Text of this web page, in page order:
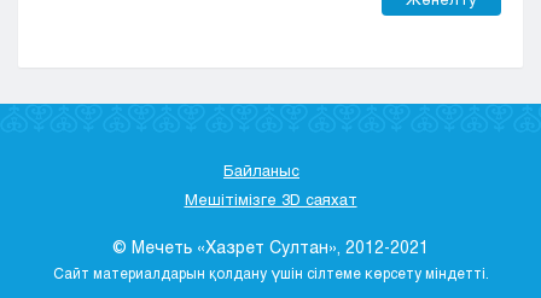
Байланыс
Мешітімізге 3D саяхат
© Мечеть «Хазрет Султан», 2012-2021
Сайт материалдарын қолдану үшін сілтеме көрсету міндетті.